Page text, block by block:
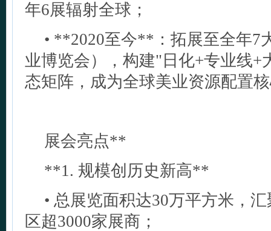
年6展辐射全球；
• **2020至今**：拓展至全年7
业博览会），构建"日化+专业线+
态矩阵，成为全球美业资源配置
展会亮点**
**1. 规模创历史新高**
• 总展览面积达30万平方米，
区超3000家展商；